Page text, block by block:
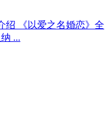
绍 《以爱之名婚恋》全
...